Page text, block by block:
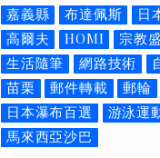
嘉義縣
布達佩斯
日
高爾夫
HOMI 宗教
生活隨筆
網路技術
苗栗
郵件轉載 郵輪
日本瀑布百選
游泳運
馬來西亞沙巴